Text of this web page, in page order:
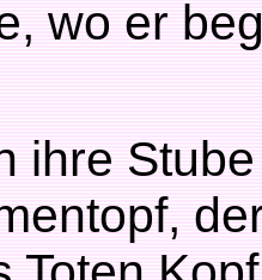
wo er
ihre